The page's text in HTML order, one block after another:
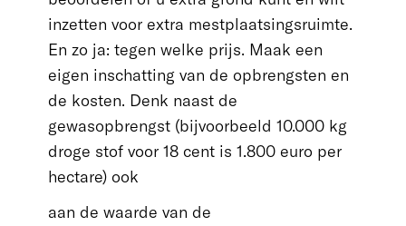
inzetten voor extra mestplaatsingsruimte.
En zo ja: tegen welke prijs. Maak een
eigen inschatting van de opbrengsten en
de kosten. Denk naast de
gewasopbrengst (bijvoorbeeld 10.000 kg
droge stof voor 18 cent is 1.800 euro per
hectare) ook
aan de waarde van de